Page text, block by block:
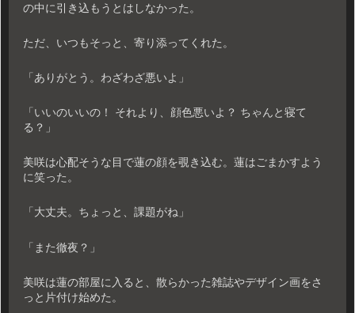
の中に引き込もうとはしなかった。
ただ、いつもそっと、寄り添ってくれた。
「ありがとう。わざわざ悪いよ」
「いいのいいの！ それより、顔色悪いよ？ ちゃんと寝て
る？」
美咲は心配そうな目で蓮の顔を覗き込む。蓮はごまかすよう
に笑った。
「大丈夫。ちょっと、課題がね」
「また徹夜？」
美咲は蓮の部屋に入ると、散らかった雑誌やデザイン画をさ
っと片付け始めた。